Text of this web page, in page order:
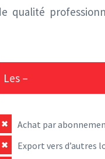
qualité
Les –
Achat par
Export vers d’autres